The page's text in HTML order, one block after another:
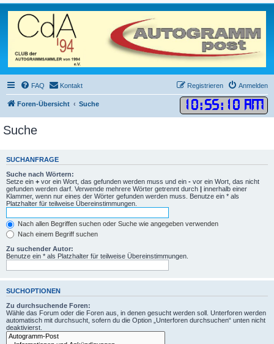
FAQ Kontakt Anmelden
Registrieren
Foren-Übersicht Suche 10:55: 10 AM
Suche
SUCHANFRAGE
Suche nach Wörtern:
Setze ein + vor ein Wort, das gefunden werden muss und ein - vor ein Wort, das nicht
gefunden werden darf. Verwende mehrere Wörter getrennt durch | innerhalb einer
Klammer, wenn nur eines der Wörter gefunden werden muss. Benutze ein * als
Platzhalter für teilweise Übereinstimmungen.
Nach allen Begriffen suchen oder Suche wie angegeben verwenden
Nach einem Begriff suchen
Zu suchender Autor:
Benutze ein * als Platzhalter für teilweise Übereinstimmungen.
SUCHOPTIONEN
Zu durchsuchende Foren:
Wähle das Forum oder die Foren aus, in denen gesucht werden soll. Unterforen werden
automatisch mit durchsucht, sofern du die Option „Unterforen durchsuchen“ unten nicht
deaktivierst.